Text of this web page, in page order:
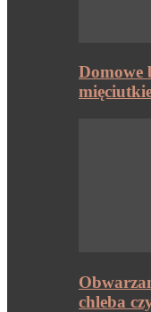
Domowe
chleba